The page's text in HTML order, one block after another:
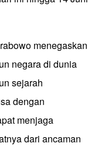
menegaskan
negara di dunia
sejarah
dengan
menjaga
dari ancaman